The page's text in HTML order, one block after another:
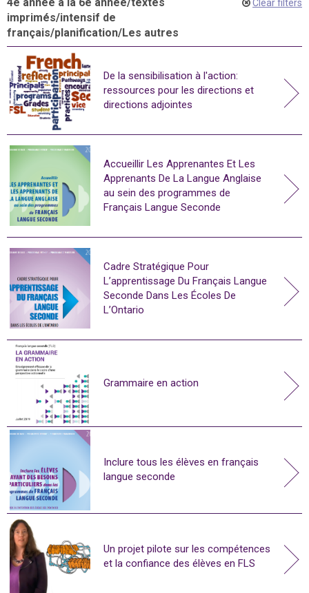
imprimés/intensif de
français/planification/Les autres
Clear filters
De la sensibilisation à l'action:
ressources pour les directions et
directions adjointes
Accueillir Les Apprenantes Et Les
Apprenants De La Langue Anglaise
au sein des programmes de
Français Langue Seconde
Cadre Stratégique Pour
L’apprentissage Du Français Langue
Seconde Dans Les Écoles De
L’Ontario
Grammaire en action
Inclure tous les élèves en français
langue seconde
Un projet pilote sur les compétences
et la confiance des élèves en FLS